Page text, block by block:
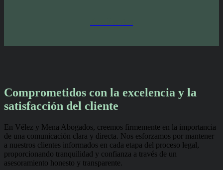
Comprometidos con la excelencia y la
satisfacción del cliente
En Vélez y Mena Abogados, creemos firmemente en la importancia
de una comunicación clara y directa. Nos esforzamos por mantener
a nuestros clientes informados en cada etapa del proceso legal,
proporcionando tranquilidad y confianza a través de un
asesoramiento honesto y transparente.